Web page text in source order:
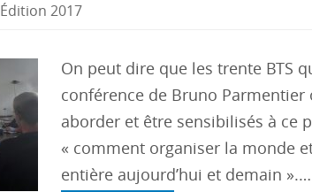
Édition 2017
On peut dire que les trente BTS
conférence de Bruno
aborder et être sensibilisés à ce
« comment organiser la monde
entière aujourd’hui et demain ».…